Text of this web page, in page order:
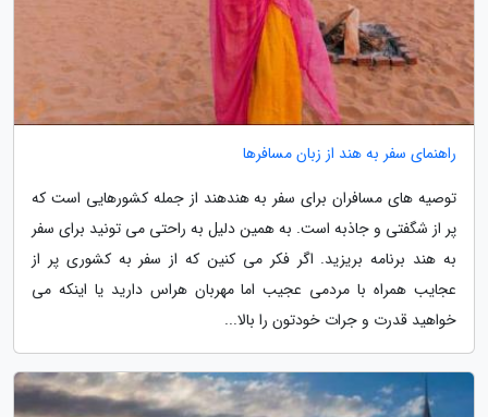
راهنمای سفر به هند از زبان مسافرها
توصیه های مسافران برای سفر به هندهند از جمله کشورهایی است که
پر از شگفتی و جاذبه است. به همین دلیل به راحتی می تونید برای سفر
به هند برنامه بریزید. اگر فکر می کنین که از سفر به کشوری پر از
عجایب همراه با مردمی عجیب اما مهربان هراس دارید یا اینکه می
خواهید قدرت و جرات خودتون را بالا...